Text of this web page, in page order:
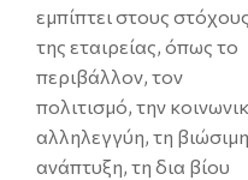
εμπίπτει στους στόχους
της εταιρείας, όπως το
περιβάλλον, τον
πολιτισμό, την
αλληλεγγύη, τη βιώσιμη
ανάπτυξη, τη δια βίου